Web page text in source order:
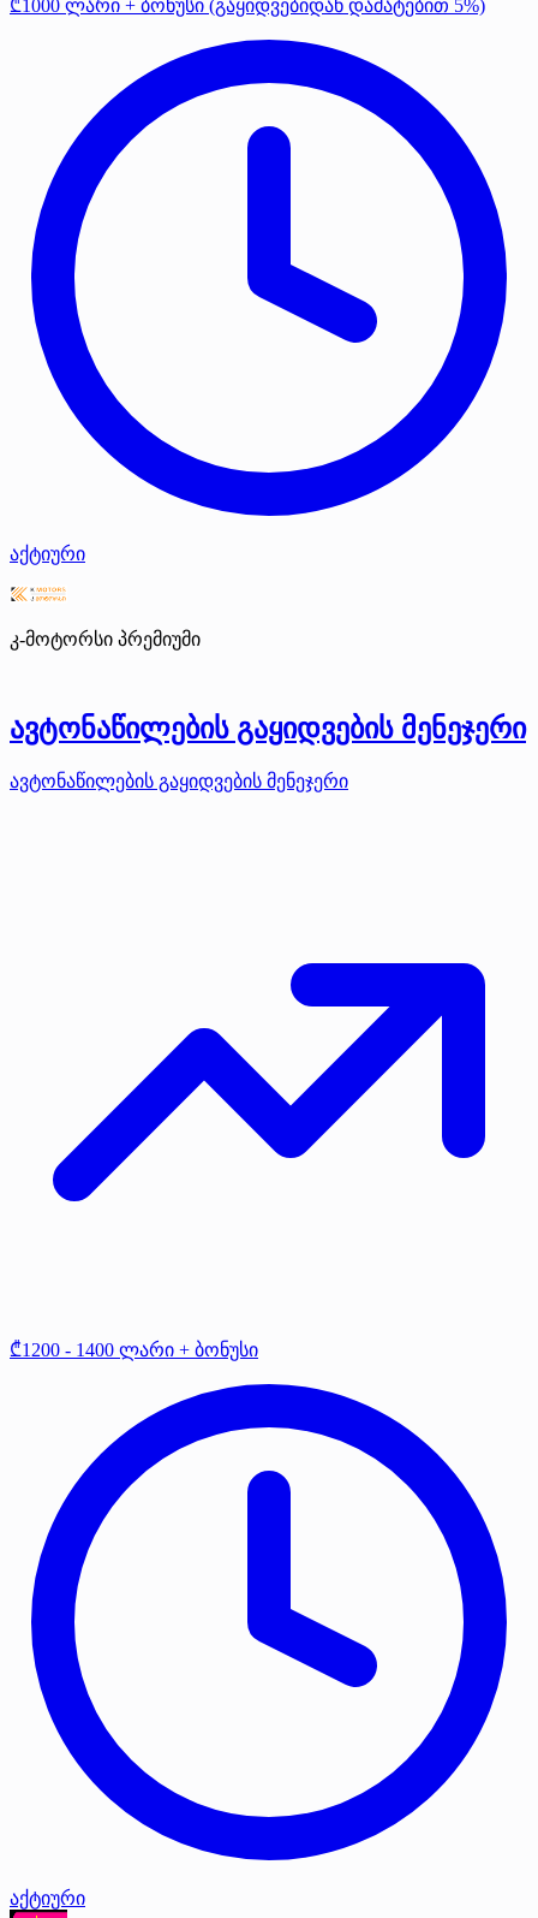
₾1000 ლარი + ბონუსი (გაყიდვებიდან დამატებით 5%)
აქტიური
კ-მოტორსი პრემიუმი
ავტონაწილების გაყიდვების მენეჯერი
ავტონაწილების გაყიდვების მენეჯერი
₾1200 - 1400 ლარი + ბონუსი
აქტიური